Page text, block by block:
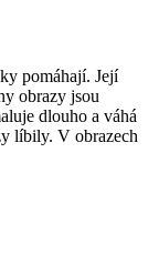
pomáhají. Její
obrazy jsou
dlouho a váhá
líbily. V obrazech